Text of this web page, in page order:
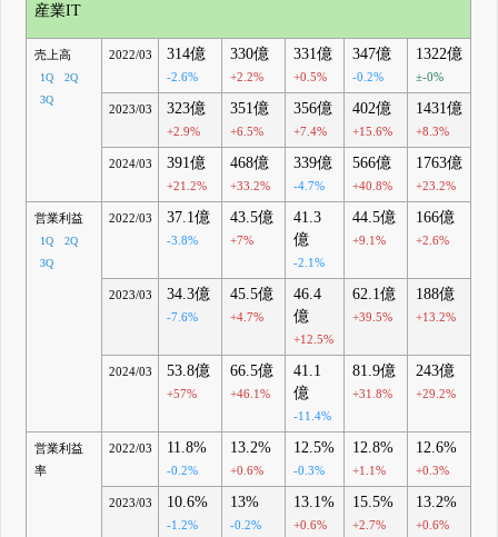
産業IT
売上高
1Q
2Q
3Q
2022/03 314億
-2.6%
330億
+2.2%
331億
+0.5%
347億
-0.2%
1322億
±-0%
2023/03 323億
+2.9%
351億
+6.5%
356億
+7.4%
402億
+15.6%
1431億
+8.3%
2024/03 391億
+21.2%
468億
+33.2%
339億
-4.7%
566億
+40.8%
1763億
+23.2%
営業利益
1Q
2Q
3Q
2022/03 37.1億
-3.8%
43.5億
+7%
41.3
億
-2.1%
44.5億
+9.1%
166億
+2.6%
2023/03 34.3億
-7.6%
45.5億
+4.7%
46.4
億
+12.5%
62.1億
+39.5%
188億
+13.2%
2024/03 53.8億
+57%
66.5億
+46.1%
41.1
億
-11.4%
81.9億
+31.8%
243億
+29.2%
営業利益
率
2022/03 11.8%
-0.2%
13.2%
+0.6%
12.5%
-0.3%
12.8%
+1.1%
12.6%
+0.3%
2023/03 10.6%
-1.2%
13%
-0.2%
13.1%
+0.6%
15.5%
+2.7%
13.2%
+0.6%